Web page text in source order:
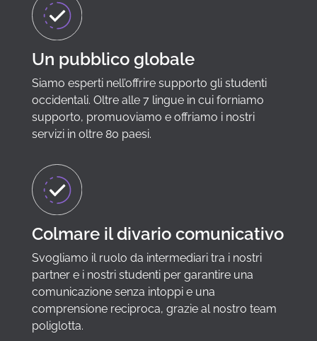
Un pubblico globale
Siamo esperti nell’offrire supporto gli studenti
occidentali. Oltre alle 7 lingue in cui forniamo
supporto, promuoviamo e offriamo i nostri
servizi in oltre 80 paesi.
Colmare il divario comunicativo
Svogliamo il ruolo da intermediari tra i nostri
partner e i nostri studenti per garantire una
comunicazione senza intoppi e una
comprensione reciproca, grazie al nostro team
poliglotta.